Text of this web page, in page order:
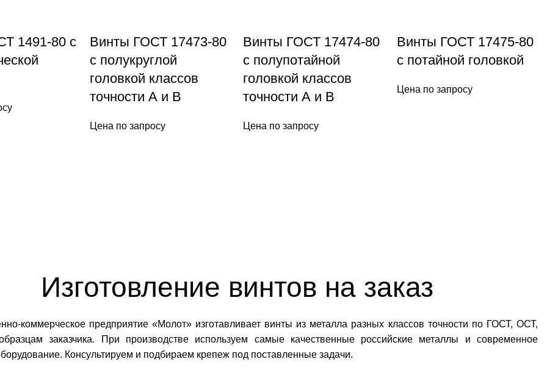
1491-80 с
Винты ГОСТ 17473-80
с полукруглой
головкой классов
точности А и В
Цена по запросу
Винты ГОСТ 17474-80
с полупотайной
головкой классов
точности А и В
Цена по запросу
Винты ГОСТ 17475-80
с потайной головкой
Цена по запросу
Изготовление винтов на заказ
коммерческое предприятие «Молот» изготавливает винты из металла разных классов точности по ГОСТ, ОСТ,
заказчика. При производстве используем самые качественные российские металлы и современное
Консультируем и подбираем крепеж под поставленные задачи.